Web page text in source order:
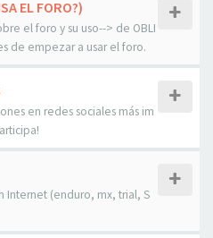
EL FORO?)
el foro y su uso--> de OBLI
de empezar a usar el foro.
en redes sociales más im
Internet (enduro, mx, trial, S